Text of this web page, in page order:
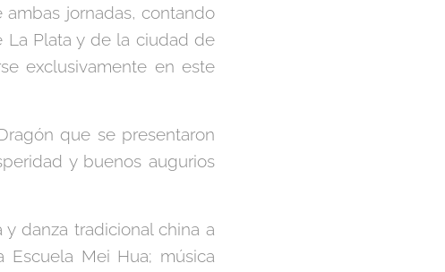
jornadas, contando
La Plata y de la ciudad de
exclusivamente en este
que se presentaron
y buenos augurios
danza tradicional china a
Mei Hua; música